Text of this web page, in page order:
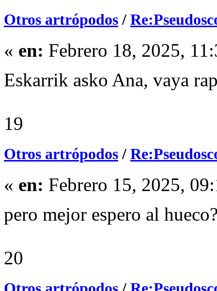
Otros artrópodos /
« en: Febrero 18, 2025,
Eskarrik asko Ana, vaya
19
Otros artrópodos /
« en: Febrero 15, 2025,
pero mejor espero al
20